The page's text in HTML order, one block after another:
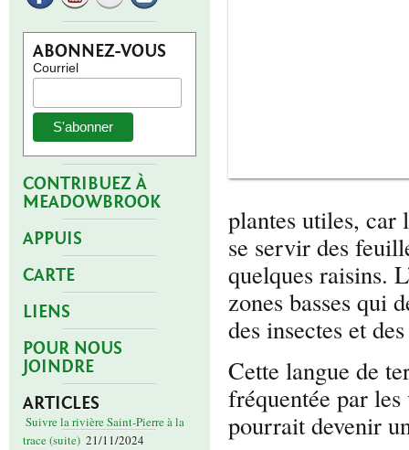
ABONNEZ-VOUS
Courriel
CONTRIBUEZ À
MEADOWBROOK
APPUIS
CARTE
LIENS
POUR NOUS
JOINDRE
ARTICLES
Suivre la rivière Saint-Pierre à la
trace (suite) 21/11/2024
plantes utiles, car
se servir des
quelques raisins.
zones basses qui
des insectes et
Cette langue de
fréquentée par
pourrait devenir